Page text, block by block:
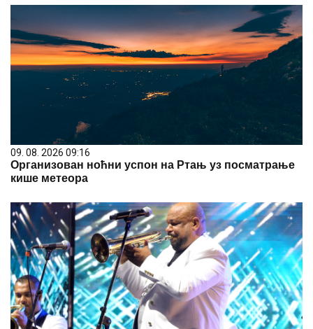
09. 08. 2026 09:16
Организован ноћни успон на Ртањ уз посматрање
кише метеора